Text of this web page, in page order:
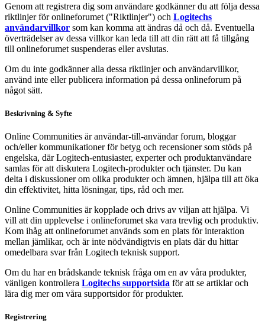
Genom att registrera dig som användare godkänner du att följa dessa
riktlinjer för onlineforumet ("Riktlinjer") och Logitechs
användarvillkor som kan komma att ändras då och då. Eventuella
överträdelser av dessa villkor kan leda till att din rätt att få tillgång
till onlineforumet suspenderas eller avslutas.
Om du inte godkänner alla dessa riktlinjer och användarvillkor,
använd inte eller publicera information på dessa onlineforum på
något sätt.
Beskrivning & Syfte
Online Communities är användar-till-användar forum, bloggar
och/eller kommunikationer för betyg och recensioner som stöds på
engelska, där Logitech-entusiaster, experter och produktanvändare
samlas för att diskutera Logitech-produkter och tjänster. Du kan
delta i diskussioner om olika produkter och ämnen, hjälpa till att öka
din effektivitet, hitta lösningar, tips, råd och mer.
Online Communities är kopplade och drivs av viljan att hjälpa. Vi
vill att din upplevelse i onlineforumet ska vara trevlig och produktiv.
Kom ihåg att onlineforumet används som en plats för interaktion
mellan jämlikar, och är inte nödvändigtvis en plats där du hittar
omedelbara svar från Logitech teknisk support.
Om du har en brådskande teknisk fråga om en av våra produkter,
vänligen kontrollera Logitechs supportsida för att se artiklar och
lära dig mer om våra supportsidor för produkter.
Registrering